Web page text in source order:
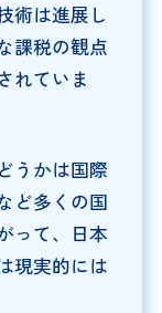
術は進展し
課税の観点
れていま
うかは国際
ど多くの国
って、日本
現実的には